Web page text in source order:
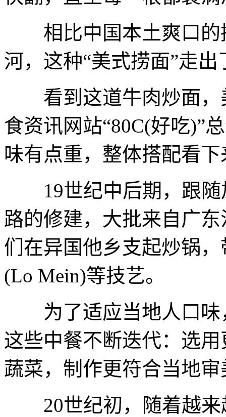
相比中国本土爽口的
河，这种“美式捞面”走
看到这道牛肉炒面，
食资讯网站“80C(好吃)”
味有点重，整体搭配看
19世纪中后期，跟随
路的修建，大批来自广
们在异国他乡支起炒锅
(Lo Mein)等技艺。
为了适应当地人口味
这些中餐不断迭代：选
蔬菜，制作更符合当地
20世纪初，随着越来